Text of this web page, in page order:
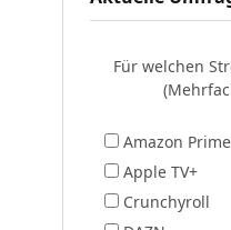
Für welchen
Amazon
Apple TV+
Crunchyroll